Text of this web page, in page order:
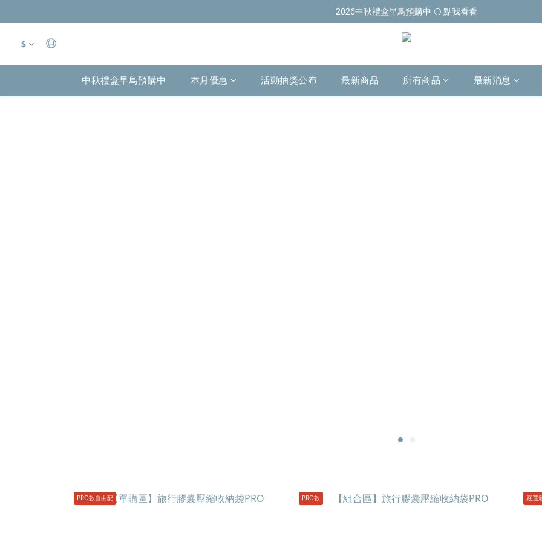
2026中秋禮盒早鳥預購中 🌕 點我看看
$
中秋禮盒早鳥預購中 本月優惠 活動抽獎公布 最新商品 所有商品 最新消息
PRO款自由配 PRO款 嚴選